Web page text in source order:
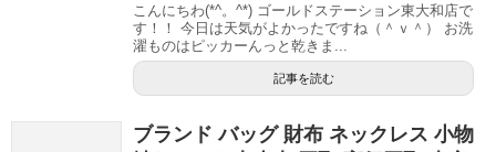
こんにちわ(*^。^*) ゴールドステーション東大和店で
す！！ 今日は天気がよかったですね（＾ｖ＾） お洗
濯ものはピッカーんっと乾きま...
記事を読む
ブランド バッグ 財布 ネックレス 小物